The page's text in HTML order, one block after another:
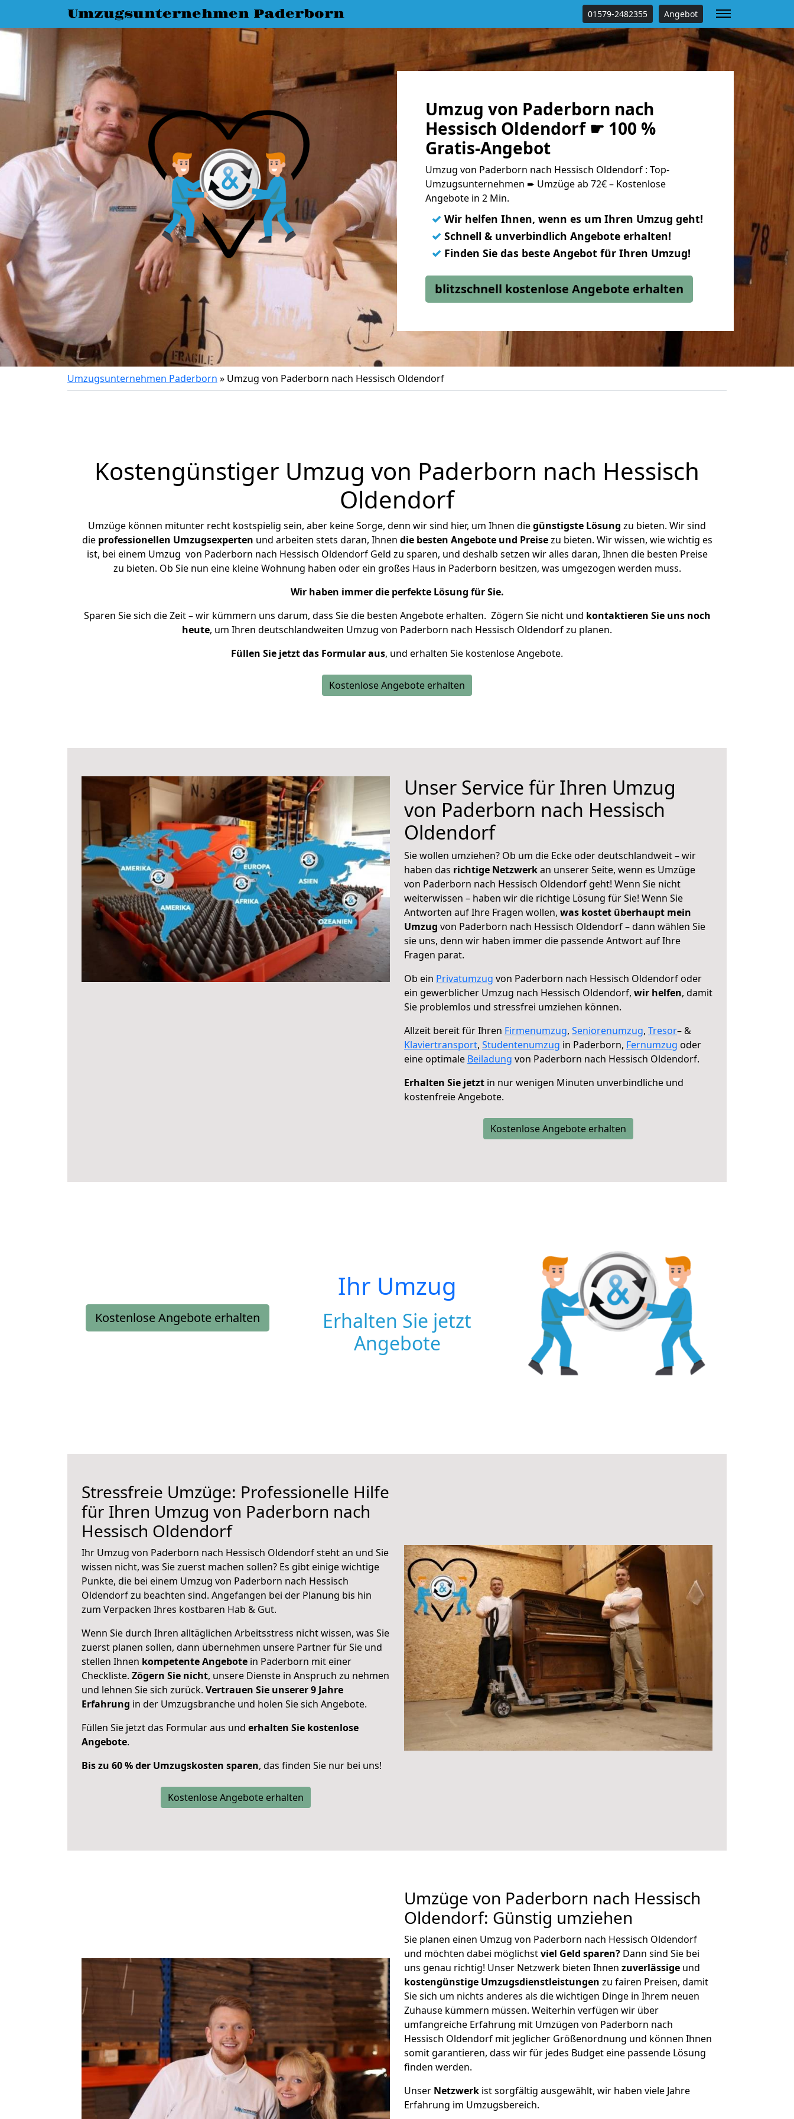
Umzugsunternehmen Paderborn 01579-2482355 Angebot
Umzug von Paderborn nach
Hessisch Oldendorf ☛ 100 %
Gratis-Angebot
Umzug von Paderborn nach Hessisch Oldendorf : Top-
Umzugsunternehmen ➨ Umzüge ab 72€ – Kostenlose
Angebote in 2 Min.
✓ Wir helfen Ihnen, wenn es um Ihren Umzug geht!
✓ Schnell & unverbindlich Angebote erhalten!
✓ Finden Sie das beste Angebot für Ihren Umzug!
blitzschnell kostenlose Angebote erhalten
Umzugsunternehmen Paderborn » Umzug von Paderborn nach Hessisch Oldendorf
Kostengünstiger Umzug von Paderborn nach Hessisch
Oldendorf
Umzüge können mitunter recht kostspielig sein, aber keine Sorge, denn wir sind hier, um Ihnen diegünstigste Lösung zu bieten. Wir sind
die professionellen Umzugsexperten und arbeiten stets daran, Ihnen die besten Angebote und Preisezu bieten. Wir wissen, wie wichtig es
ist, bei einem Umzug von Paderborn nach Hessisch Oldendorf Geld zu sparen, und deshalb setzen wir alles daran, Ihnen die besten Preise
zu bieten. Ob Sie nun eine kleine Wohnung haben oder ein großes Haus in Paderborn besitzen, was umgezogen werden muss.
Wir haben immer die perfekte Lösung für Sie.
Sparen Sie sich die Zeit – wir kümmern uns darum, dass Sie die besten Angebote erhalten. Zögern Sie nicht und kontaktieren Sie uns noch
heute, um Ihren deutschlandweiten Umzug von Paderborn nach Hessisch Oldendorf zu planen.
Füllen Sie jetzt das Formular aus, und erhalten Sie kostenlose Angebote.
Kostenlose Angebote erhalten
Unser Service für Ihren Umzug
von Paderborn nach Hessisch
Oldendorf
Sie wollen umziehen? Ob um die Ecke oder deutschlandweit – wir
haben das richtige Netzwerkan unserer Seite, wenn es Umzüge
von Paderborn nach Hessisch Oldendorf geht! Wenn Sie nicht
weiterwissen – haben wir die richtige Lösung für Sie! Wenn Sie
Antworten auf Ihre Fragen wollen, was kostet überhaupt mein
Umzug von Paderborn nach Hessisch Oldendorf – dann wählen Sie
sie uns, denn wir haben immer die passende Antwort auf Ihre
Fragen parat.
Ob ein Privatumzug von Paderborn nach Hessisch Oldendorf oder
ein gewerblicher Umzug nach Hessisch Oldendorf, wir helfen, damit
Sie problemlos und stressfrei umziehen können.
Allzeit bereit für Ihren Firmenumzug, Seniorenumzug, Tresor– &
Klaviertransport, Studentenumzug in Paderborn, Fernumzug oder
eine optimale Beiladung von Paderborn nach Hessisch Oldendorf.
Erhalten Sie jetzt in nur wenigen Minuten unverbindliche und
kostenfreie Angebote.
Kostenlose Angebote erhalten
Kostenlose Angebote erhalten
Ihr Umzug
Erhalten Sie jetzt
Angebote
Stressfreie Umzüge: Professionelle Hilfe
für Ihren Umzug von Paderborn nach
Hessisch Oldendorf
Ihr Umzug von Paderborn nach Hessisch Oldendorf steht an und Sie
wissen nicht, was Sie zuerst machen sollen? Es gibt einige wichtige
Punkte, die bei einem Umzug von Paderborn nach Hessisch
Oldendorf zu beachten sind. Angefangen bei der Planung bis hin
zum Verpacken Ihres kostbaren Hab & Gut.
Wenn Sie durch Ihren alltäglichen Arbeitsstress nicht wissen, was Sie
zuerst planen sollen, dann übernehmen unsere Partner für Sie und
stellen Ihnen kompetente Angebote in Paderborn mit einer
Checkliste. Zögern Sie nicht, unsere Dienste in Anspruch zu nehmen
und lehnen Sie sich zurück. Vertrauen Sie unserer 9 Jahre
Erfahrung in der Umzugsbranche und holen Sie sich Angebote.
Füllen Sie jetzt das Formular aus und erhalten Sie kostenlose
Angebote.
Bis zu 60 % der Umzugskosten sparen, das finden Sie nur bei uns!
Kostenlose Angebote erhalten
Umzüge von Paderborn nach Hessisch
Oldendorf: Günstig umziehen
Sie planen einen Umzug von Paderborn nach Hessisch Oldendorf
und möchten dabei möglichstviel Geld sparen? Dann sind Sie bei
uns genau richtig! Unser Netzwerk bieten Ihnen zuverlässige und
kostengünstige Umzugsdienstleistungen zu fairen Preisen, damit
Sie sich um nichts anderes als die wichtigen Dinge in Ihrem neuen
Zuhause kümmern müssen. Weiterhin verfügen wir über
umfangreiche Erfahrung mit Umzügen von Paderborn nach
Hessisch Oldendorf mit jeglicher Größenordnung und können Ihnen
somit garantieren, dass wir für jedes Budget eine passende Lösung
finden werden.
Unser Netzwerk ist sorgfältig ausgewählt, wir haben viele Jahre
Erfahrung im Umzugsbereich.